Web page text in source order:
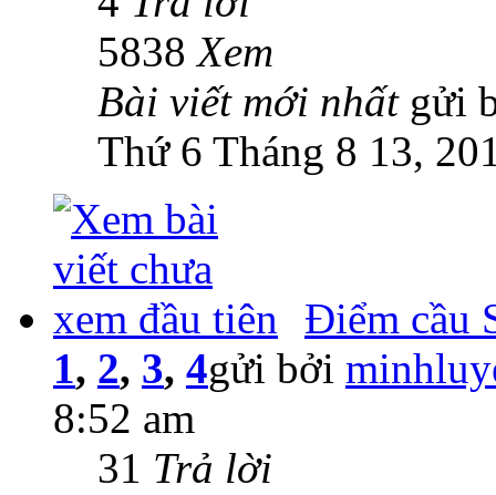
5838Xem
Bài viết mới nhất gửi
Thứ 6 Tháng 8 13,
Điểm cầu
1, 2, 3, 4gửi bởi
8:52 am
31 Trả lời